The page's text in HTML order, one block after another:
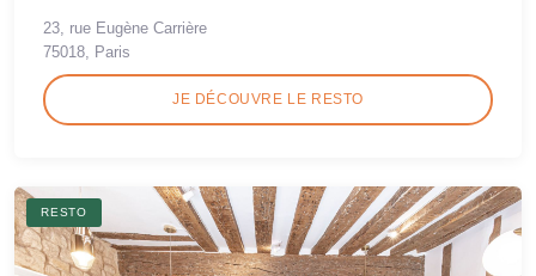
23, rue Eugène Carrière
75018, Paris
JE DÉCOUVRE LE RESTO
RESTO